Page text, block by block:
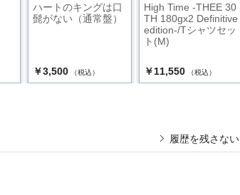
ハートのキングは口
髭がない（通常盤）
￥3,500 （税込）
High Time -THEE 30
TH 180gx2 Definitive
edition-/Tシャツセッ
ト(M)
￥11,550 （税込）
履歴を残さない